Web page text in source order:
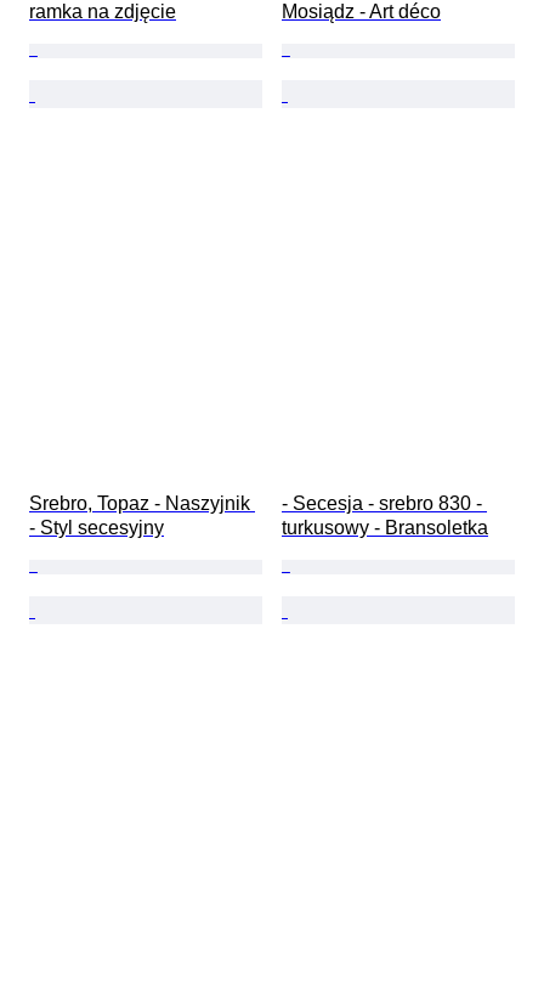
ramka na zdjęcie
Mosiądz - Art déco
Srebro, Topaz - Naszyjnik
- Styl secesyjny
- Secesja - srebro 830 -
turkusowy - Bransoletka